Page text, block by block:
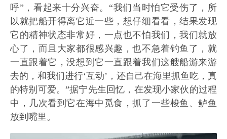
呼”，看起来十分兴奋。“我们当时怕它受伤了，所
以就把船开得离它近一些，想仔细看看，结果发现
它的精神状态非常好，一点也不怕我们，我们就放
心了，而且大家都很感兴趣，也不急着钓鱼了，就
一直跟着它，没想到它一直跟着我们这艘船游来游
去的，和我们进行‘互动’，还自己在海里抓鱼吃，真
的特别可爱。”据宁先生回忆，在发现小家伙的过程
中，几次看到它在海中觅食，抓了一些梭鱼、鲈鱼
放到嘴里。